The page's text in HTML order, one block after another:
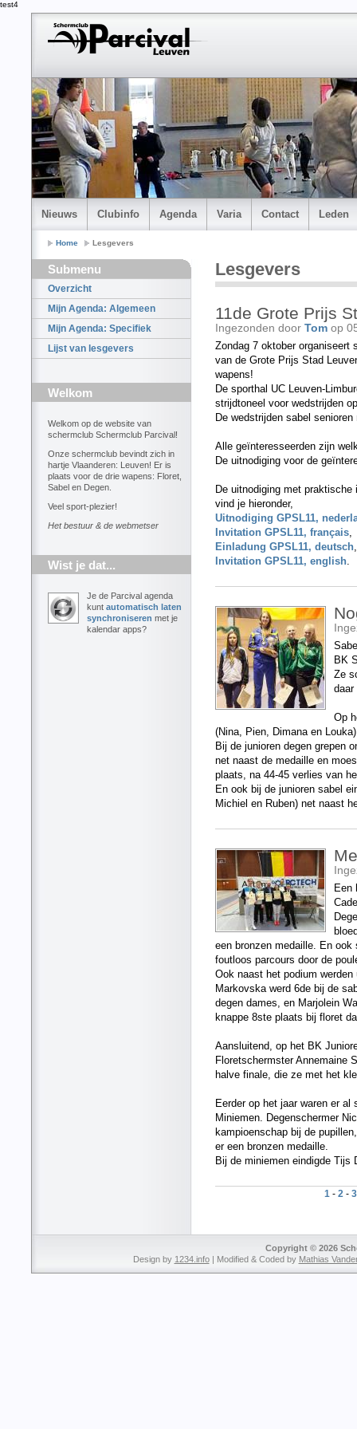
test4
Nieuws Clubinfo Agenda Varia Contact Leden
Home Lesgevers
Submenu
Overzicht
Mijn Agenda: Algemeen
Mijn Agenda: Specifiek
Lijst van lesgevers
Welkom
Welkom op de website van
schermclub Schermclub Parcival!
Onze schermclub bevindt zich in
hartje Vlaanderen: Leuven! Er is
plaats voor de drie wapens: Floret,
Sabel en Degen.
Veel sport-plezier!
Het bestuur & de webmetser
Wist je dat...
Je de Parcival agenda
kunt automatisch laten
synchroniseren met je
kalendar apps?
Lesgevers
11de Grote Prijs
Ingezonden door Tom op
Zondag 7 oktober organiseert
van de Grote Prijs Stad
wapens!
De sporthal UC Leuven-
strijdtoneel voor wedstrijden
De wedstrijden sabel
Alle geïnteresseerden zijn
De uitnodiging voor de
De uitnodiging met
vind je hieronder,
Uitnodiging GPSL11,
Invitation GPSL11, français,
Einladung GPSL11, deutsch,
Invitation GPSL11, english.
BK
Ze
daar
Op
(Nina, Pien, Dimana en
Bij de junioren degen grepen
net naast de medaille en
plaats, na 44-45 verlies van
En ook bij de junioren sabel
Michiel en Ruben) net naast
Een
een bronzen medaille. En ook
foutloos parcours door de
Ook naast het podium
Markovska werd 6de bij de
degen dames, en Marjolein
knappe 8ste plaats bij floret
Aansluitend, op het BK
Floretschermster Annemaine
halve finale, die ze met het
Eerder op het jaar waren er
Miniemen. Degenschermer
kampioenschap bij de
er een bronzen medaille.
Bij de miniemen eindigde Tijs
1- 2- 3
Copyright © 2026
Design by 1234.info| Modified & Coded by Mathias